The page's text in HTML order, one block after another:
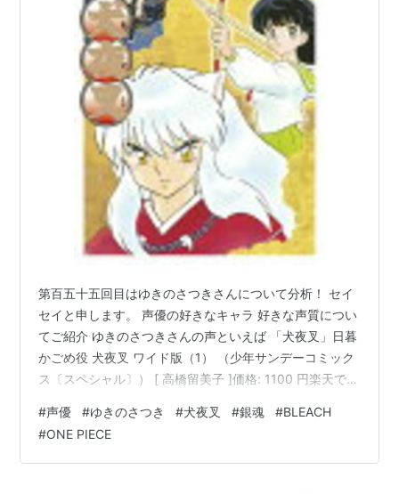
藍より青し（ティナ・フォスター）
R.O.D -THE TV-（菫川ねねね）
プラネテス（田名部愛（タナベ））
げんしけん／げんしけん2 （春日部咲）
ギャラリーフェイク（三田村小夜子）
ガン×ソード（ユキコ・スティーブンス）
BLEACH（四楓院夜一）
ガンパレード・オーケストラ（加藤ミチル）
ぱにぽにだっしゅ！（橘玲）
うえきの法則（マリリン）
女子高生GIRL’S*HIGH （香田あかり）
ひぐらしのなく頃に（園崎魅音、園崎詩音）
ロビーとケロビー（ロビー）
ひとひら（榊美麗）
BLUE DROP 〜天使達の戯曲〜（香月みち子）
夏目友人帳／続 夏目友人帳（柊）
第百五十五回目はゆきのさつきさんについて分析！ セイ
セイと申します。 声優の好きなキャラ 好きな声質につい
てご紹介 ゆきのさつきさんの声といえば 「犬夜叉」日暮
かごめ役 犬夜叉 ワイド版（1） （少年サンデーコミック
ス〔スペシャル〕） [ 高橋留美子 ]価格: 1100 円楽天で詳
ﾉ！！？ 透き通った声から怒鳴るギャップがすごい！ セ
イセイはゆきのさつきさんの声は清楚な声が魅力だと分
析！ ゆきのさつきさんの声といえば 「銀魂」志村妙役も
#声優 #ゆきのさつき #犬夜叉 #銀魂 #BLEACH
#ONE PIECE